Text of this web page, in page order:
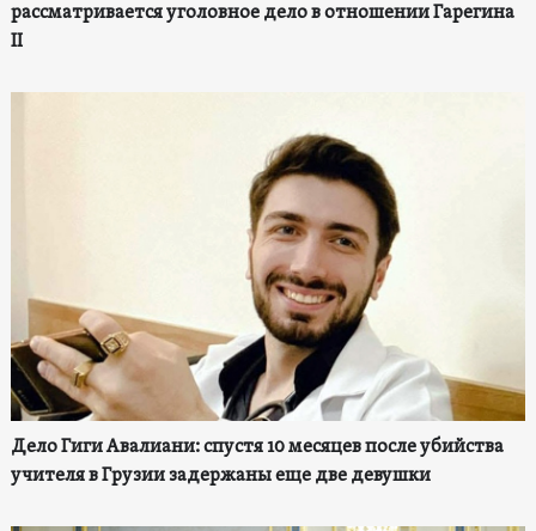
рассматривается уголовное дело в отношении Гарегина
II
Дело Гиги Авалиани: спустя 10 месяцев после убийства
учителя в Грузии задержаны еще две девушки